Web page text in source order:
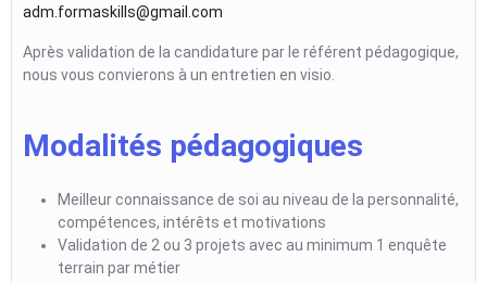
adm.formaskills@gmail.com
Après validation de la candidature par le référent pédagogique,
nous vous convierons à un entretien en visio.
Modalités pédagogiques
Meilleur connaissance de soi au niveau de la personnalité,
compétences, intérêts et motivations
Validation de 2 ou 3 projets avec au minimum 1 enquête
terrain par métier